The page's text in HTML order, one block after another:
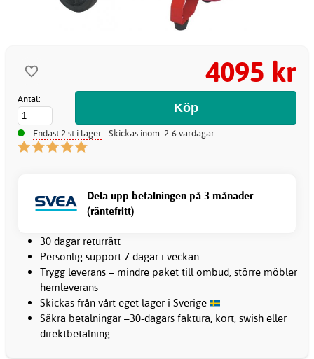
4095 kr
Antal:
Endast 2 st i lager- Skickas inom: 2-6 vardagar
Dela upp betalningen på 3 månader
(räntefritt)
30 dagar returrätt
Personlig support 7 dagar i veckan
Trygg leverans – mindre paket till ombud, större möbler
hemleverans
Skickas från vårt eget lager i Sverige
Säkra betalningar –30-dagars faktura, kort, swish eller
direktbetalning